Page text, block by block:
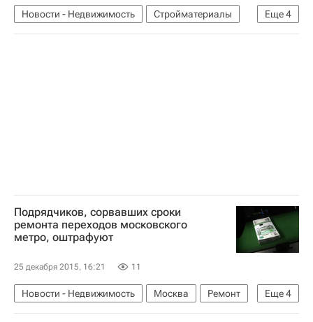
Еще4
Новости - Недвижимость
Стройматериалы
Республика Крым
Завод
Производство
Подрядчиков, сорвавших сроки
ремонта переходов московского
метро, оштрафуют
25 декабря 2015, 16:21 11
Еще4
Новости - Недвижимость Москва
Ремонт
Метро
Штрафы
Инфраструктура